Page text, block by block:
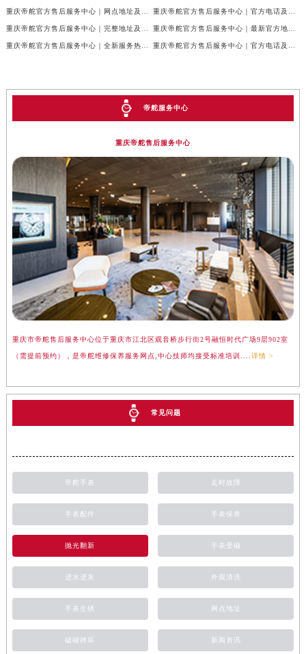
帝舵服务中心
重庆帝舵售后服务中心
重庆市帝舵售后服务中心位于重庆市江北区观音桥步行街2号融恒时代广场9层902室
（需提前预约），是帝舵维修保养服务网点,中心技师均接受标准培训.... 详情 >
常见问题
帝舵手表 走时故障
手表配件 手表保养
抛光翻新 手表受磁
进水进灰 外观清洗
手表生锈 网点地址
磕碰摔坏 新闻资讯